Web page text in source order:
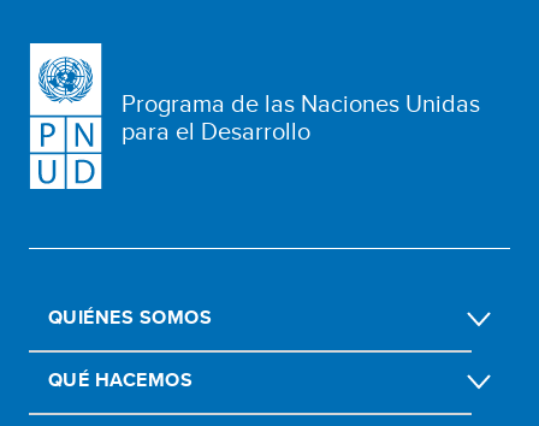
Programa de las Naciones Unidas
para el Desarrollo
QUIÉNES SOMOS
QUÉ HACEMOS